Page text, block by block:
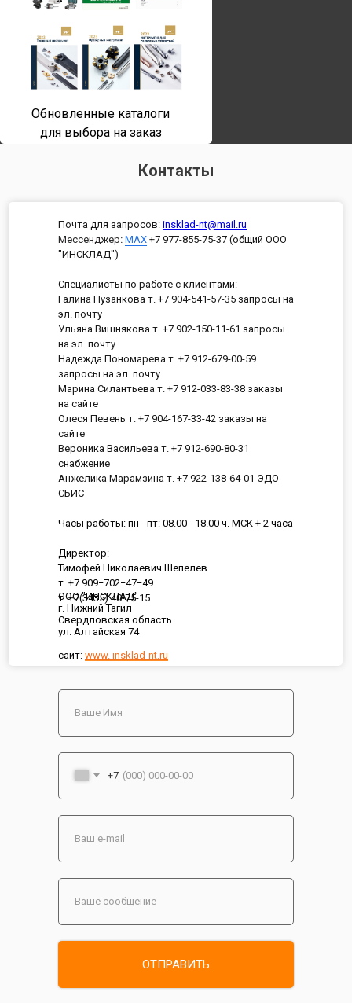
Обновленные каталоги
для выбора на заказ
Контакты
ООО "ИНСКЛАД"
г. Нижний Тагил
Свердловская область
ул. Алтайская 74
сайт: www. insklad-nt.ru
Почта для запросов: insklad-nt@mail.ru
Мессенджер: MAX +7 977-855-75-37 (общий ООО
"ИНСКЛАД")
Специалисты по работе с клиентами:
Галина Пузанкова т. +7 904-541-57-35 запросы на
эл. почту
Ульяна Вишнякова т. +7 902-150-11-61 запросы
на эл. почту
Надежда Пономарева т. +7 912-679-00-59
запросы на эл. почту
Марина Силантьева т. +7 912-033-83-38 заказы
на сайте
Олеся Певень т. +7 904-167-33-42 заказы на
сайте
Вероника Васильева т. +7 912-690-80-31
снабжение
Анжелика Марамзина т. +7 922-138-64-01 ЭДО
СБИС
Часы работы: пн - пт: 08.00 - 18.00 ч. МСК + 2 часа
Директор:
Тимофей Николаевич Шепелев
т. +7 909−702−47−49
т. +7(3435) 40-75-15
+7
ОТПРАВИТЬ